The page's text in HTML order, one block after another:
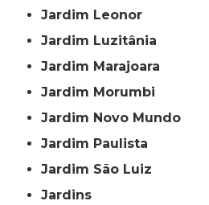
Jardim Leonor
Jardim Luzitânia
Jardim Marajoara
Jardim Morumbi
Jardim Novo Mundo
Jardim Paulista
Jardim São Luiz
Jardins